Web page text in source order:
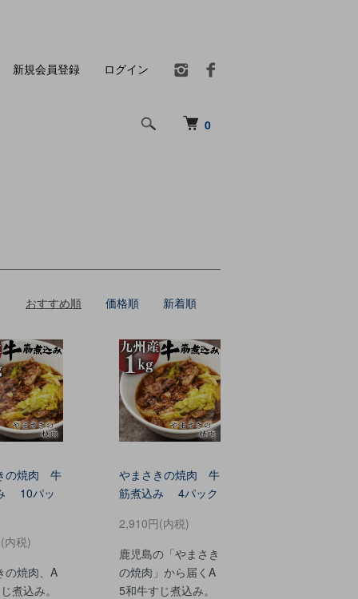
0
新規会員登録 ログイン
おすすめ順 価格順 新着順
の焼肉 牛
10パッ
内税)
の焼肉、A
煮込み。
やまさきの焼肉 牛
筋煮込み 4パック
2,910円(内税)
鹿児島の「やまさき
の焼肉」から届くA
5和牛すじ煮込み。